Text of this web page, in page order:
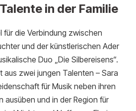
in der Familie
für die Verbindung zwischen
und der künstlerischen Ader
Duo „Die Silbereisens“.
aus zwei jungen Talenten – Sara
für Musik neben ihren
ausüben und in der Region für